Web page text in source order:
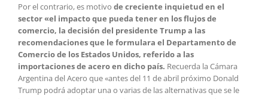
Por el contrario, es motivo de creciente inquietud en el
sector «el impacto que pueda tener en los flujos de
comercio, la decisión del presidente Trump a las
recomendaciones que le formulara el Departamento de
Comercio de los Estados Unidos, referido a las
importaciones de acero en dicho país. Recuerda la Cámara
Argentina del Acero que «antes del 11 de abril próximo Donald
Trump podrá adoptar una o varias de las alternativas que se le